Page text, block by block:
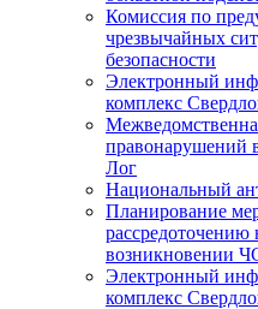
Комиссия по
чрезвычайных
безопасности
Электронный
комплекс
правонарушений
Лог
Национальный
Планирование
рассредоточению
возникновении
Электронный
комплекс